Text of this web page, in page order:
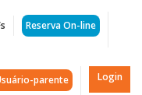
Reserva On-line
parente Login